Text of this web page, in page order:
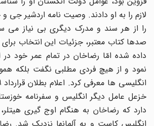
لازم را به او دادند. وصیت نامه اردشیر جی و
را از هر سند و مدرک دیگری بی نیاز می
داده شده امّا رضاخان در تمام عمر خود
نمود و از هیچ فردی مطلبی نگفت بلکه
خزعل عامل دیگر انگلیس و سفرنامه
دارد که رضاخان به هنگام اوج گیری هیتلر،